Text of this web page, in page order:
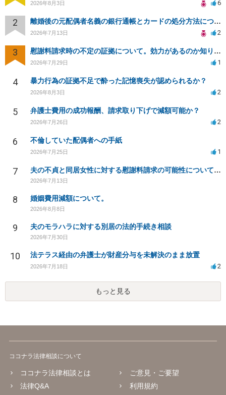
2026年8月3日 6
2 離婚後の元配偶者名義の銀行通帳とカードの処分方法について
2026年7月13日 2
3 慰謝料請求時の不定の証拠について。効力があるのか知りたい。
2026年7月29日 1
4 暴力行為の証拠不足で酔った記憶喪失が認められるか？
2026年8月3日 2
5 弁護士費用の成功報酬、請求取り下げで減額可能か？
2026年7月26日 2
6 不倫していた配偶者への手紙
2026年7月25日 1
7 夫の不貞と同居女性に対する慰謝料請求の可能性について相談
2026年7月13日
8 婚姻費用減額について。
2026年8月8日
9 夫のモラハラに対する別居の法的手続き相談
2026年7月30日
10 法テラス経由の弁護士が財産分与を未解決のまま放置
2026年7月18日 2
もっと見る
ココナラ法律相談について
ココナラ法律相談とは
法律Q&A
ご意見・ご要望
利用規約